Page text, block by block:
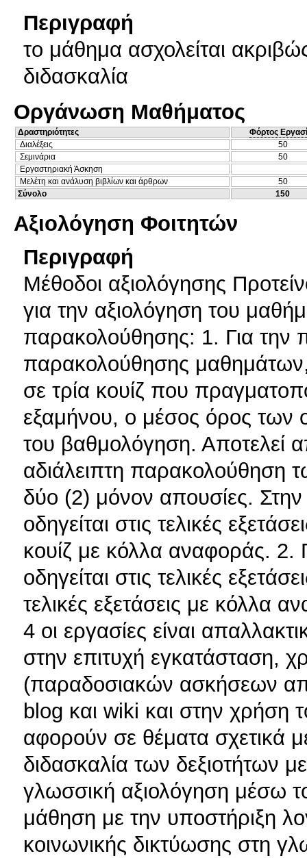
Περιγραφή
το μάθημα ασχολείται
διδασκαλία
Οργάνωση Μαθήματος
Δραστηριότητες
Φόρτος
Διαλέξεις
50
Σεμινάρια
50
Εργαστηριακή Άσκηση
Μελέτη και ανάλυση βιβλίων και άρθρων
50
Σύνολο
150
Αξιολόγηση Φοιτητών
Περιγραφή
Μέθοδοι αξιολόγησης
για την αξιολόγηση του
παρακολούθησης: 1. Για
παρακολούθησης μαθημάτων,
σε τρία κουίζ που
εξαμήνου, ο μέσος όρος των
του βαθμολόγηση. Αποτελεί
αδιάλειπτη παρακολούθηση
δύο (2) μόνον απουσίες.
οδηγείται στις τελικές
κουίζ με κόλλα αναφοράς. 2.
οδηγείται στις τελικές
τελικές εξετάσεις με κόλλα
4 οι εργασίες είναι
στην επιτυχή εγκατάσταση,
(παραδοσιακών ασκήσεων
blog και wiki και στην χρήση
αφορούν σε θέματα σχετικά
διδασκαλία των δεξιοτήτων
γλωσσική αξιολόγηση μέσω
μάθηση με την υποστήριξη
κοινωνικής δικτύωσης στη